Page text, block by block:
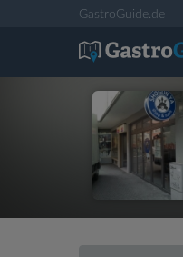
GastroGuide.de